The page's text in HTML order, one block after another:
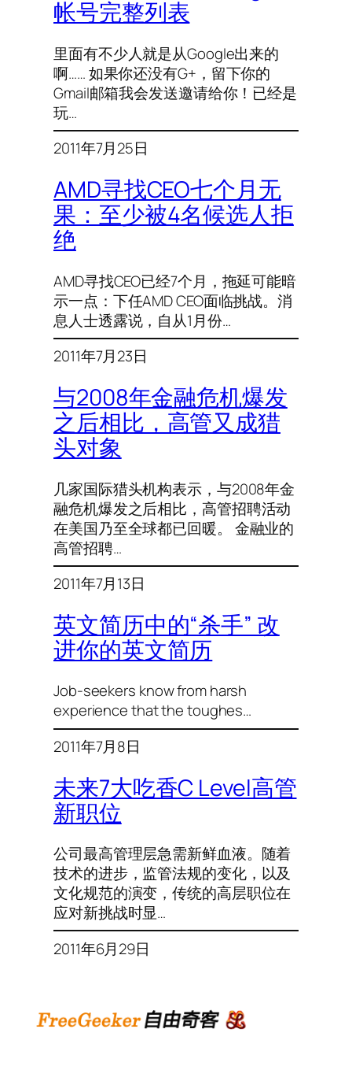
帐号完整列表
里面有不少人就是从Google出来的
啊…… 如果你还没有G+，留下你的
Gmail邮箱我会发送邀请给你！已经是
玩…
2011年7月25日
AMD寻找CEO七个月无
果：至少被4名候选人拒
绝
AMD寻找CEO已经7个月，拖延可能暗
示一点：下任AMD CEO面临挑战。消
息人士透露说，自从1月份…
2011年7月23日
与2008年金融危机爆发
之后相比，高管又成猎
头对象
几家国际猎头机构表示，与2008年金
融危机爆发之后相比，高管招聘活动
在美国乃至全球都已回暖。 金融业的
高管招聘…
2011年7月13日
英文简历中的“杀手” 改
进你的英文简历
Job-seekers know from harsh
experience that the toughes…
2011年7月8日
未来7大吃香C Level高管
新职位
公司最高管理层急需新鲜血液。随着
技术的进步，监管法规的变化，以及
文化规范的演变，传统的高层职位在
应对新挑战时显…
2011年6月29日